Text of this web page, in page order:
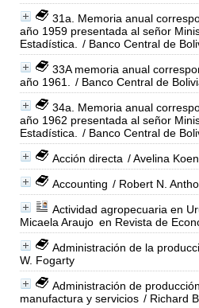
31a. Memoria anual
año 1959 presentada al señor
Estadística.
/ Banco Central de
33A memoria anual
año 1961.
/ Banco Central de
34a. Memoria anual
año 1962 presentada al señor
Estadística.
/ Banco Central de
Acción directa / Avelina
Accounting / Robert N.
Actividad agropecuaria en
Micaela Araujo en Revista de
Administración de la
W. Fogarty
Administración de
manufactura y servicios / Richard